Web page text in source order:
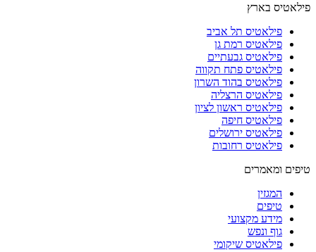
פילאטיס בארץ
פילאטיס תל אביב
פילאטיס רמת גן
פילאטיס גבעתיים
פילאטיס פתח תקווה
פילאטיס בהוד השרון
פילאטיס הרצליה
פילאטיס ראשון לציון
פילאטיס חיפה
פילאטיס ירושלים
פילאטיס רחובות
טיפים ומאמרים
המגזין
טיפים
מידע מקצועי
גוף ונפש
פילאטיס שיקומי